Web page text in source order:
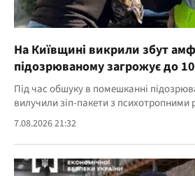
На Київщині викрили збут
підозрюваному загрожує до
Під час обшуку в помешканні
вилучили зіп-пакети з
7.08.2026 21:32